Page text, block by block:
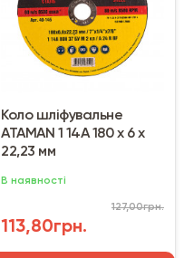
Коло шліфувальне
ATAMAN 1 14А 180 х 6 х
22,23 мм
В наявності
113,80грн.
127,00грн.